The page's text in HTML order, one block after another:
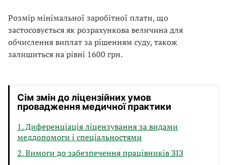
Розмір мінімальної заробітної плати, що
застосовується як розрахункова величина для
обчислення виплат за рішенням суду, також
залишиться на рівні 1600 грн.
Сім змін до ліцензійних умов
провадження медичної практики
1. Диференціація ліцензування за видами
меддопомоги і спеціальностями
2. Вимоги до забезпечення працівників ЗІЗ